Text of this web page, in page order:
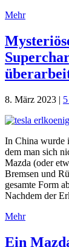
Mehr
8. März 2023 |
In China wurde
dem man sich
Mazda (oder
Bremsen und
gesamte Form
Nachdem der
Mehr
Ein